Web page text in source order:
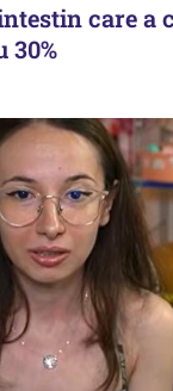
care a
30%